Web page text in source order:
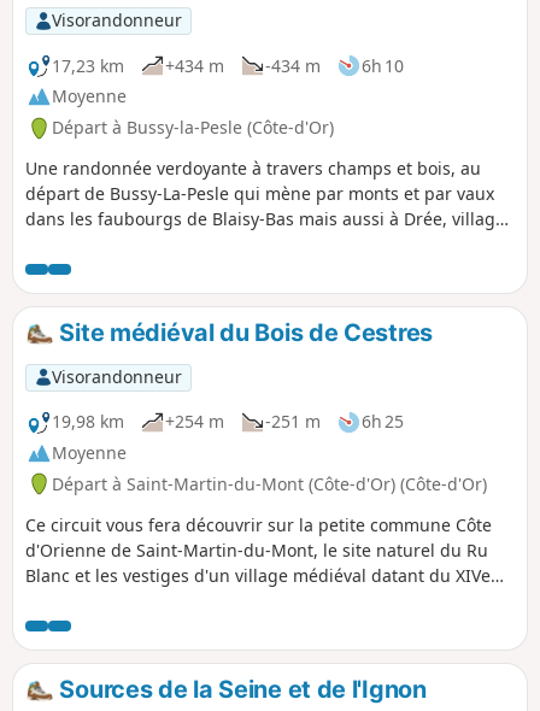
Visorandonneur
17,23 km
+434 m -434 m
6h 10
Moyenne
Départ à Bussy-la-Pesle (Côte-d'Or)
Une randonnée verdoyante à travers champs et bois, au
départ de Bussy-La-Pesle qui mène par monts et par vaux
dans les faubourgs de Blaisy-Bas mais aussi à Drée, village
anciennes construites avec les pierres de l'ancien château.
Site médiéval du Bois de Cestres
Visorandonneur
19,98 km
+254 m -251 m
6h 25
Moyenne
Départ à Saint-Martin-du-Mont (Côte-d'Or) (Côte-d'Or)
Ce circuit vous fera découvrir sur la petite commune Côte
d'Orienne de Saint-Martin-du-Mont, le site naturel du Ru
Blanc et les vestiges d'un village médiéval datant du XIVe
Sources de la Seine et de l'Ignon